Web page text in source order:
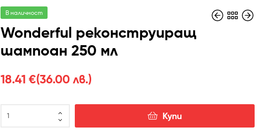
В наличност
Wonderful реконструиращ
шампоан 250 мл
18.41€(36.00 лв.)
Купи